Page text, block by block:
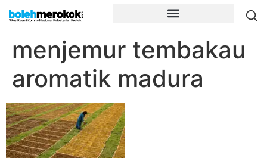
menjemur tembakau
aromatik madura